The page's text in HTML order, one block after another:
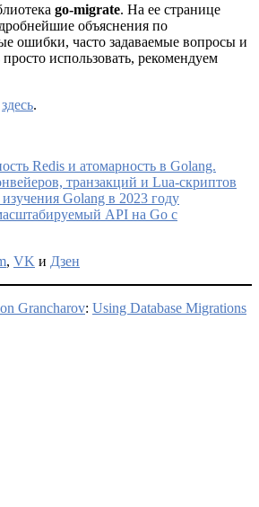
go-migrate. На ее странице
объяснения по
ошибки, часто задаваемые вопросы и
использовать, рекомендуем
здесь.
Redis и атомарность в Golang.
транзакций и Lua-скриптов
Golang в 2023 году
API на Go с
, VK и Дзен
Grancharov: Using Database Migrations